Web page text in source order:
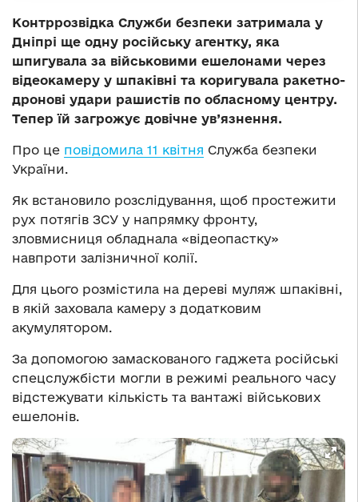
Контррозвідка Служби безпеки затримала у
Дніпрі ще одну російську агентку, яка
шпигувала за військовими ешелонами через
відеокамеру у шпаківні та коригувала ракетно-
дронові удари рашистів по обласному центру.
Тепер їй загрожує довічне ув’язнення.
Про це повідомила 11 квітня Служба безпеки
України.
Як встановило розслідування, щоб простежити
рух потягів ЗСУ у напрямку фронту,
зловмисниця обладнала «відеопастку»
навпроти залізничної колії.
Для цього розмістила на дереві муляж шпаківні,
в якій заховала камеру з додатковим
акумулятором.
За допомогою замаскованого гаджета російські
спецслужбісти могли в режимі реального часу
відстежувати кількість та вантажі військових
ешелонів.